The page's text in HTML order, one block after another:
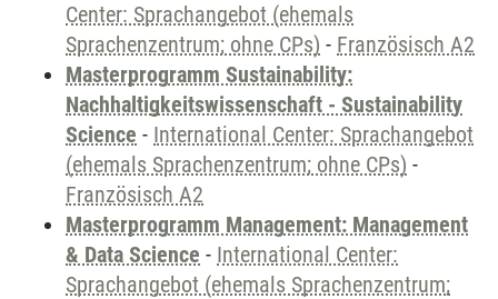
Center: Sprachangebot (ehemals
Sprachenzentrum; ohne CPs) - Französisch A2
Masterprogramm Sustainability:
Nachhaltigkeitswissenschaft - Sustainability
Science - International Center: Sprachangebot
(ehemals Sprachenzentrum; ohne CPs) -
Französisch A2
Masterprogramm Management: Management
& Data Science - International Center:
Sprachangebot (ehemals Sprachenzentrum;